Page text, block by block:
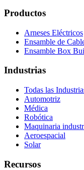
Productos
Arneses Eléctricos
Ensamble de
Ensamble Box
Industrias
Todas las
Automotriz
Médica
Robótica
Maquinaria
Aeroespacial
Solar
Recursos